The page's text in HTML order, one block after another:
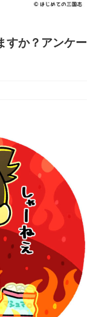
すか？アンケー